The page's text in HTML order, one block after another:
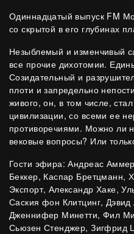
Одиннадцатый выпуск FM
со скрытой в его глубинах
Незыблемый и изменчивый
все прочие дихотомии.
Созидательный и
плоти и запредельно
живого, он, в том числе,
цивилизации, со всеми ее
противоречиями. Можно ли
вековые вопросы? Или
Гости эфира: Андреас
Беккер, Каспар Бретцманн,
Экспорт, Александр Хаке,
Саския фон Клитцинг,
Дженнифер Минетти, Фил
Сьюзен Стенджер, Зигфрид